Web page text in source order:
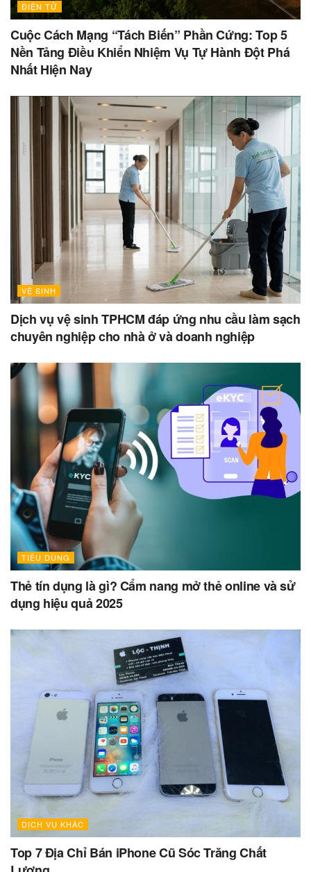
ĐIỆN TỬ
Cuộc Cách Mạng “Tách Biến” Phần Cứng: Top 5
Nền Tảng Điều Khiển Nhiệm Vụ Tự Hành Đột Phá
Nhất Hiện Nay
VỆ SINH
Dịch vụ vệ sinh TPHCM đáp ứng nhu cầu làm sạch
chuyên nghiệp cho nhà ở và doanh nghiệp
TIÊU DÙNG
Thẻ tín dụng là gì? Cẩm nang mở thẻ online và sử
dụng hiệu quả 2025
DỊCH VỤ KHÁC
Top 7 Địa Chỉ Bán iPhone Cũ Sóc Trăng Chất